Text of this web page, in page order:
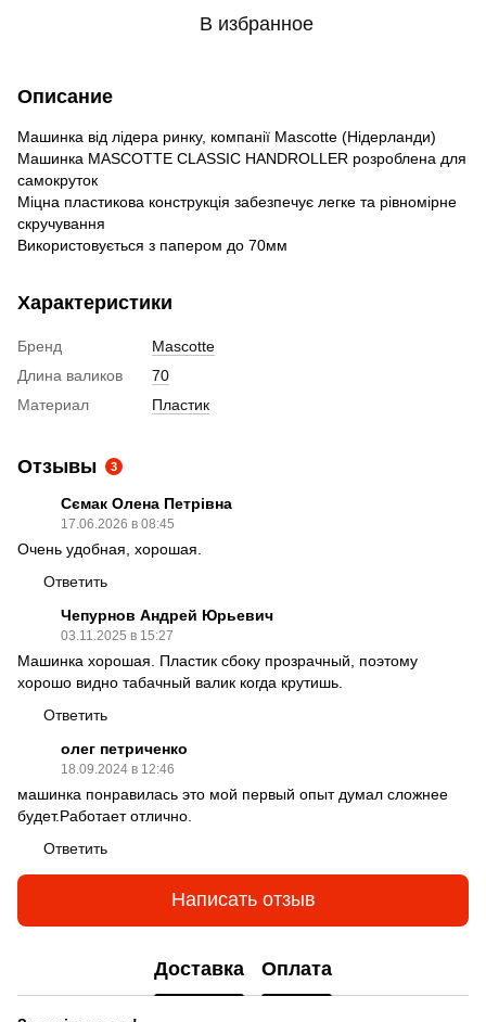
В избранное
Описание
Машинка від лідера ринку, компанії Mascotte (Нідерланди)
Машинка MASCOTTE CLASSIC HANDROLLER розроблена для
самокруток
Міцна пластикова конструкція забезпечує легке та рівномірне
скручування
Використовується з папером до 70мм
Характеристики
Бренд
Mascotte
Длина валиков
70
Материал
Пластик
Отзывы 3
Сємак Олена Петрівна
17.06.2026 в 08:45
Очень удобная, хорошая.
Ответить
Чепурнов Андрей Юрьевич
03.11.2025 в 15:27
Машинка хорошая. Пластик сбоку прозрачный, поэтому
хорошо видно табачный валик когда крутишь.
Ответить
олег петриченко
18.09.2024 в 12:46
машинка понравилась это мой первый опыт думал сложнее
будет.Работает отлично.
Ответить
Написать отзыв
Доставка Оплата